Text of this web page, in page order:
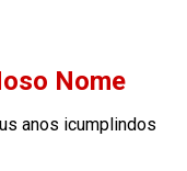
Nome
anos icumplindos